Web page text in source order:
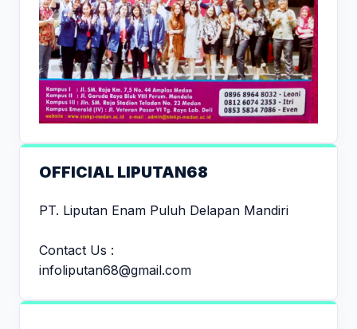
OFFICIAL LIPUTAN68
PT. Liputan Enam Puluh Delapan Mandiri
Contact Us :
infoliputan68@gmail.com